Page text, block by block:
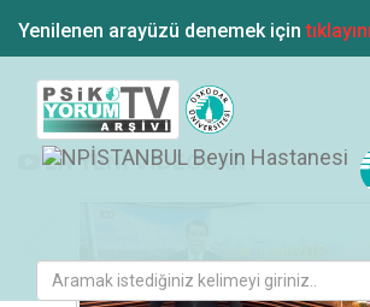
Yenilenen arayüzü denemek için
EN YENİ VİDEOLAR